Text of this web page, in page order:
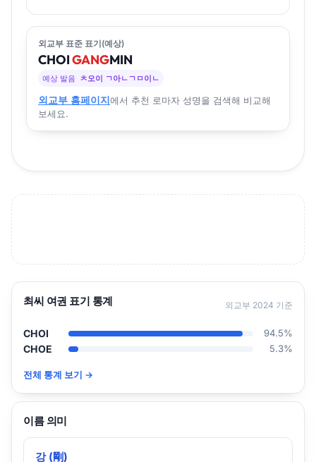
외교부 표준 표기(예상)
CHOIGANGMIN
예상 발음 ㅊ오이 ㄱ아ㄴㄱㅁ이ㄴ
외교부 홈페이지에서 추천 로마자 성명을 검색해 비교해
보세요.
최씨 여권 표기 통계 외교부 2024 기준
CHOI 94.5%
CHOE 5.3%
전체 통계 보기 →
이름 의미
강 (剛)